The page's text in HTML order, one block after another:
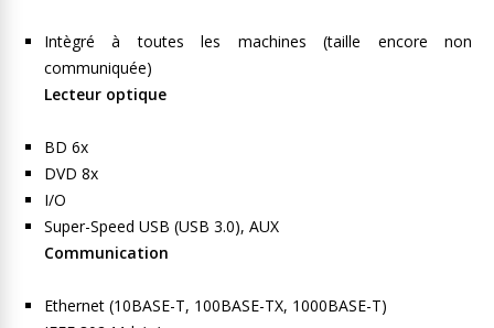
Intègré à toutes les machines (taille encore non
communiquée)
Lecteur optique
BD 6x
DVD 8x
I/O
Super-Speed USB (USB 3.0), AUX
Communication
Ethernet (10BASE-T, 100BASE-TX, 1000BASE-T)